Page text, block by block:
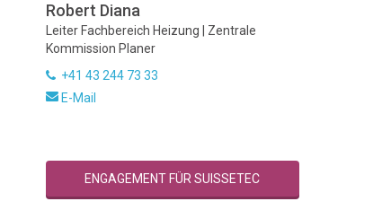
Robert Diana
Leiter Fachbereich Heizung | Zentrale
Kommission Planer
+41 43 244 73 33
E-Mail
ENGAGEMENT FÜR SUISSETEC